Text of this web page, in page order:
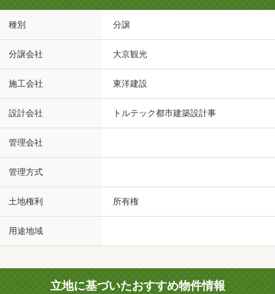
種別 分譲
分譲会社 大京観光
施工会社 東洋建設
設計会社 トルテック都市建築設計事
管理会社
管理方式
土地権利 所有権
用途地域
立地に基づいたおすすめ物件情報